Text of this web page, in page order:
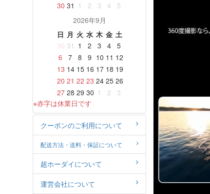
30 31 1 2 3 4
5
2026年9月
日 月 火 水 木 金 土
30 31 1 2 3 4
5
6
7 8 9 10 11 12
13 14 15 16 17 18 19
20 21 22 23 24 25 26
27 28 29 30 1 2
3
※赤字は休業日です
クーポンのご利用について
配送方法・送料・保証について
超ホーダイについて
運営会社について